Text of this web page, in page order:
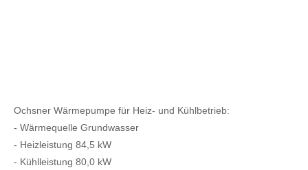
Ochsner Wärmepumpe für Heiz- und Kühlbetrieb:
- Wärmequelle Grundwasser
- Heizleistung 84,5 kW
- Kühlleistung 80,0 kW